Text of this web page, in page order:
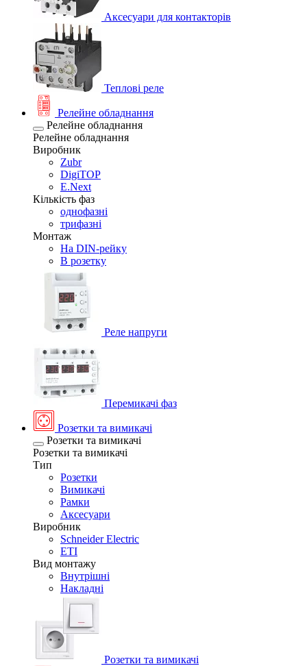
Аксесуари для контакторів
Теплові реле
Релейне обладнання
Релейне обладнання
Релейне обладнання
Виробник
Zubr
DigiTOP
E.Next
Кількість фаз
однофазні
трифазні
Монтаж
На DIN-рейку
В розетку
Реле напруги
Перемикачі фаз
Розетки та вимикачі
Розетки та вимикачі
Розетки та вимикачі
Тип
Розетки
Вимикачі
Рамки
Аксесуари
Виробник
Schneider Electric
ETI
Вид монтажу
Внутрішні
Накладні
Розетки та вимикачі